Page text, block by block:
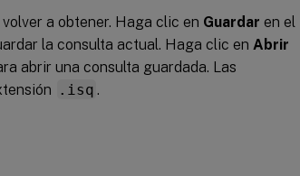
a obtener. Haga clic en Guardar en el
la consulta actual. Haga clic en Abrir
abrir una consulta guardada. Las
.isq .